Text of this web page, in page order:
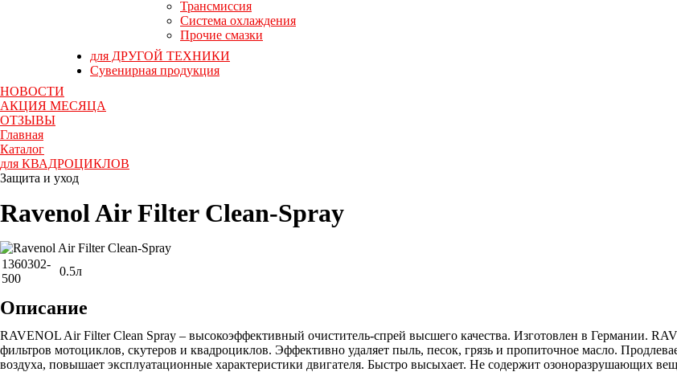
Трансмиссия
Система охлаждения
Прочие смазки
для ДРУГОЙ ТЕХНИКИ
Сувенирная продукция
НОВОСТИ
АКЦИЯ МЕСЯЦА
ОТЗЫВЫ
Главная
Каталог
для КВАДРОЦИКЛОВ
Защита и уход
Ravenol Air Filter Clean-Spray
1360302-
500
0.5л
Описание
RAVENOL Air Filter Clean Spray – высокоэффективный очиститель-спрей высшего качества. Изготовлен в Германии.
фильтров мотоциклов, скутеров и квадроциклов. Эффективно удаляет пыль, песок, грязь и пропиточное масло.
воздуха, повышает эксплуатационные характеристики двигателя. Быстро высыхает. Не содержит озоноразрушающих